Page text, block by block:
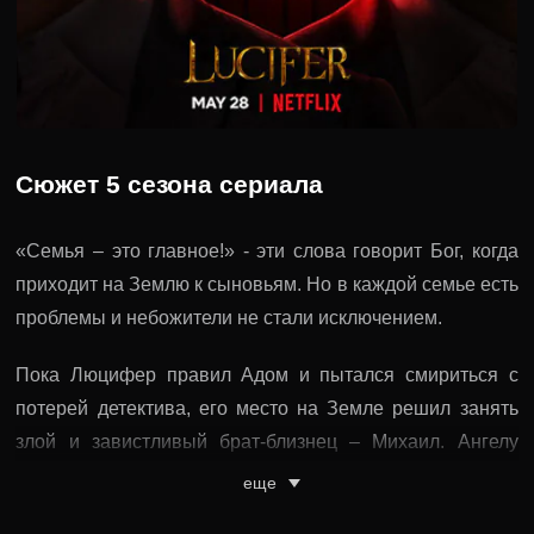
Сюжет 5 сезона сериала
«Семья – это главное!» - эти слова говорит Бог, когда
приходит на Землю к сыновьям. Но в каждой семье есть
проблемы и небожители не стали исключением.
Пока Люцифер правил Адом и пытался смириться с
потерей детектива, его место на Земле решил занять
злой и завистливый брат-близнец – Михаил. Ангелу
настолько противен Светоносный, что он готов
еще